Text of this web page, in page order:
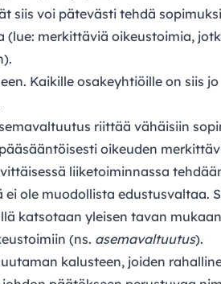
siis voi pätevästi tehdä
(lue: merkittäviä oikeustoimia,
Kaikille osakeyhtiöille on siis jo
riittää vähäisiin
oikeuden
liiketoiminnassa
ole muodollista edustusvaltaa.
katsotaan yleisen tavan
(ns. asemavaltuutus).
kalusteen, joiden